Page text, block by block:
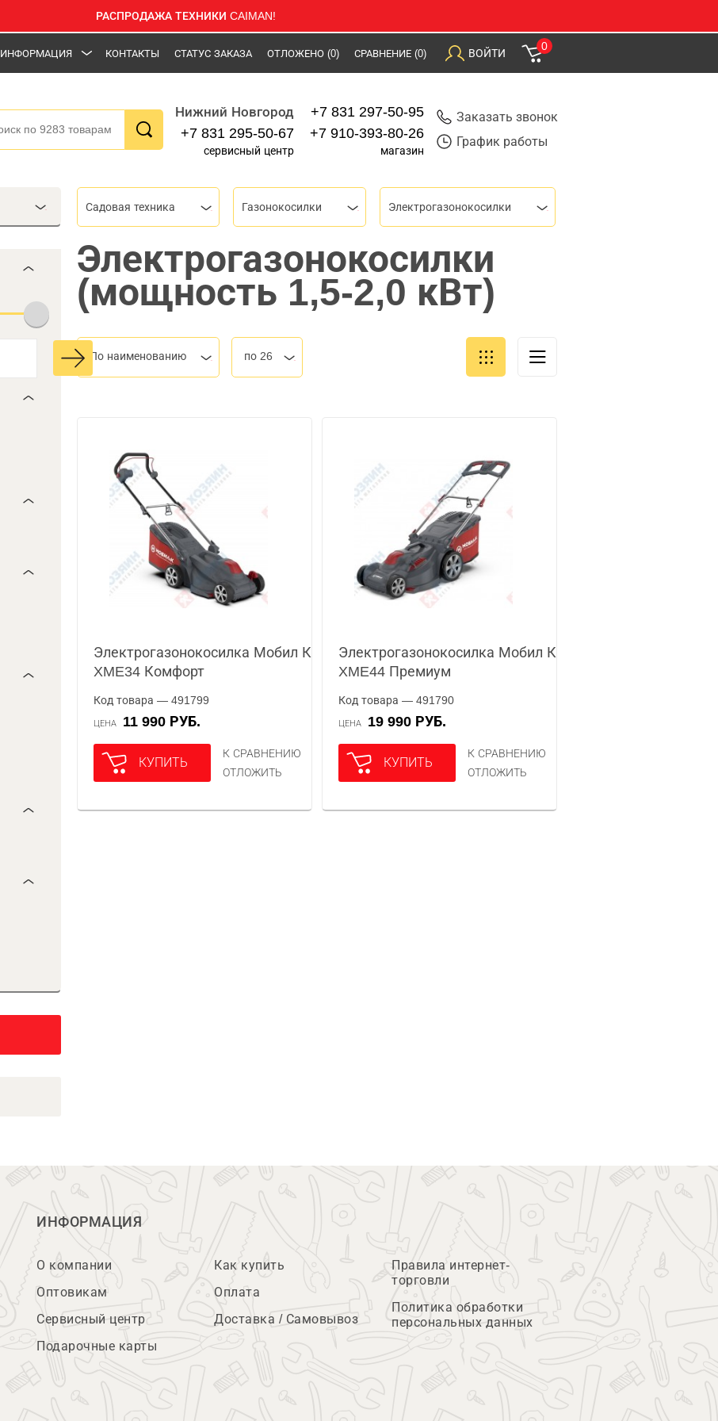
РАСПРОДАЖА ТЕХНИКИ CAIMAN!
ИНФОРМАЦИЯ КОНТАКТЫ СТАТУС ЗАКАЗА ОТЛОЖЕНО (0) СРАВНЕНИЕ (0) ВОЙТИ
0
Нижний Новгород
+7 831 295-50-67
сервисный центр
+7 831 297-50-95
+7 910-393-80-26
магазин
Заказать звонок
График работы
Садовая техника Газонокосилки Электрогазонокосилки
Электрогазонокосилки
(мощность 1,5-2,0 кВт)
По наименованию по 26
Электрогазонокосилка Мобил К
XME34 Комфорт
Код товара — 491799
ЦЕНА 11 990 РУБ.
КУПИТЬ
К СРАВНЕНИЮ
ОТЛОЖИТЬ
Электрогазонокосилка Мобил К
XME44 Премиум
Код товара — 491790
ЦЕНА 19 990 РУБ.
КУПИТЬ
К СРАВНЕНИЮ
ОТЛОЖИТЬ
ИНФОРМАЦИЯ
О компании
Оптовикам
Сервисный центр
Подарочные карты
Как купить
Оплата
Доставка / Самовывоз
Правила интернет-
торговли
Политика обработки
персональных данных